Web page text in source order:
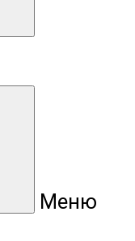
Меню